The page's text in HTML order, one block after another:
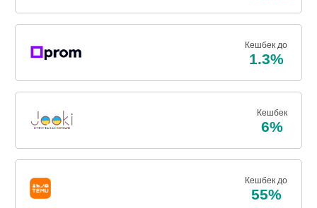
Кешбек до
1.3%
Кешбек
6%
Кешбек до
55%